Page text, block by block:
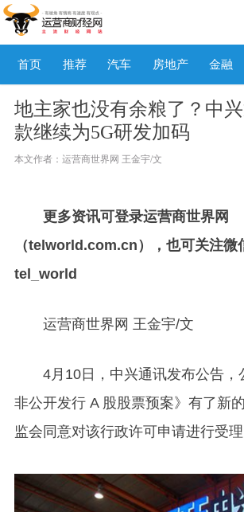
首页 推荐 汽车 房地产 金融
地主家也没有余粮了？中
款继续为5G研发加码
本文作者：运营商世界网 王金宇/文
更多资讯可登录运营商世界网
（telworld.com.cn），也可关注微
tel_world
运营商世界网 王金宇/文
4月10日，中兴通讯发布公告，
非公开发行 A 股股票预案》有了新
监会同意对该行政许可申请进行受理